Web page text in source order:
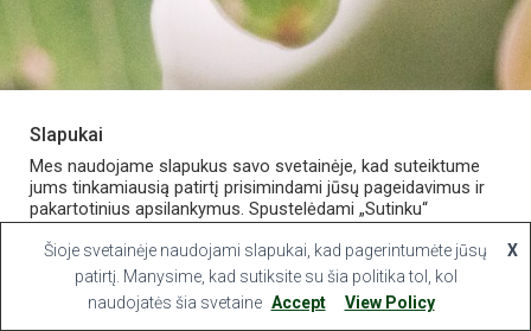
PARDUOTUVĖ APIE VAISTINĘ MANO PASKYRA
KONTAKTAI
Hestia | Developed byThemeIsle
Slapukai
Mes naudojame slapukus savo svetainėje, kad suteiktume
jums tinkamiausią patirtį prisimindami jūsų pageidavimus ir
pakartotinius apsilankymus. Spustelėdami „Sutinku“
sutinkate naudoti VISUS slapukus.
Slapukų nustatymai Sutinku
Šioje svetainėje naudojami slapukai, kad pagerintumėte jūsų
patirtį. Manysime, kad sutiksite su šia politika tol, kol
naudojatės šia svetaine
X
Accept View Policy